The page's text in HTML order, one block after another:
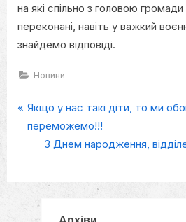
на які спільно з головою
переконані, навіть у важкий
знайдемо відповіді.
Новини
Навігація
записів
P
r
Якщо у нас такі діти, то ми
переможемо!!!
N
x
З Днем народження,